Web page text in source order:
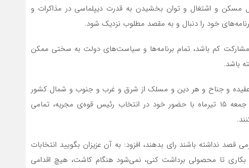
مسکن و اشتغال و توان بخشیدن به قدرت دیپلماسی در مذاکرات و
خود را دنبال و به مقصد مطلوب نزدیک شود.
کم باشد‌، تمام برنامه‌ها و سیاست‌های دولت به سختی ممکن
باشد.
عقیده و جناح و هر دین و مسلک از شرق و غرب و جنوب و شمال کشور
دعوت می‌شود تا برای ایران قوی گامی بردارند و جمعه ۱۵ تیرماه با حضور خود در انتخاب رئیس قوه‌ی مجریه، تمامی
قصد نداشته باشند رای بدهند، افزود: به آن عزیزان بگویید انتخابات
بکاری تا محصولی برداشت کنی، نمی‌شود هنگام کاشت، هیچ اقدامی